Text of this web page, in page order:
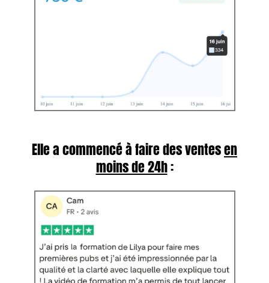
Elle a commencé à faire des ventesen
moins de 24h: